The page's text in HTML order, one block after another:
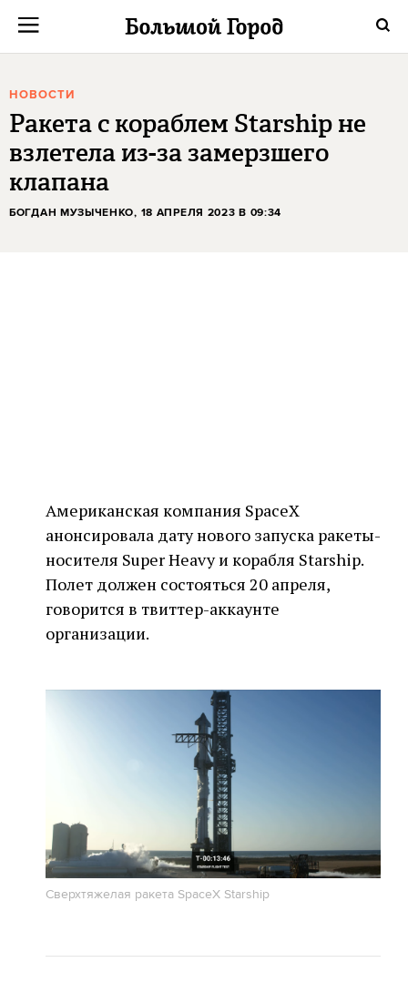
НОВОСТИ
Ракета с кораблем Starship не
взлетела из-за замерзшего
клапана
БОГДАН МУЗЫЧЕНКО, 18 АПРЕЛЯ 2023 В 09:34
Американская компания SpaceX
анонсировала дату нового запуска ракеты-
носителя Super Heavy и корабля Starship.
Полет должен состояться 20 апреля,
говорится в твиттер-аккаунте
организации.
Сверхтяжелая ракета SpaceX Starship